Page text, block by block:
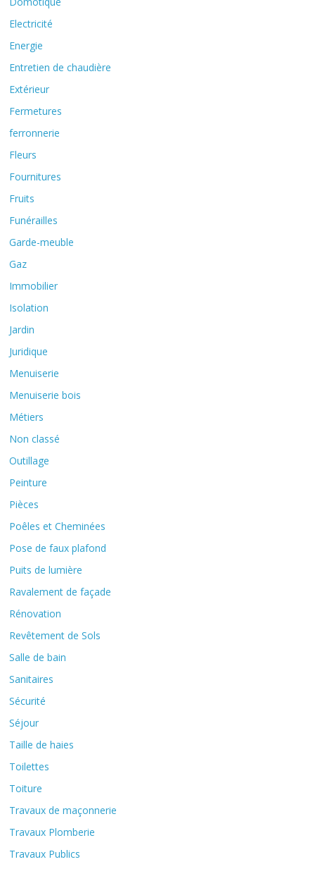
Electricité
Energie
Entretien de chaudière
Extérieur
Fermetures
ferronnerie
Fleurs
Fournitures
Fruits
Funérailles
Garde-meuble
Gaz
Immobilier
Isolation
Jardin
Juridique
Menuiserie
Menuiserie bois
Métiers
Non classé
Outillage
Peinture
Pièces
Poêles et Cheminées
Pose de faux plafond
Puits de lumière
Ravalement de façade
Rénovation
Revêtement de Sols
Salle de bain
Sanitaires
Sécurité
Séjour
Taille de haies
Toilettes
Toiture
Travaux de maçonnerie
Travaux Plomberie
Travaux Publics